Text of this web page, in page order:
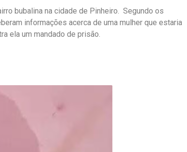
bubalina na cidade de Pinheiro. Segundo os
informações acerca de uma mulher que estaria
ela um mandado de prisão.